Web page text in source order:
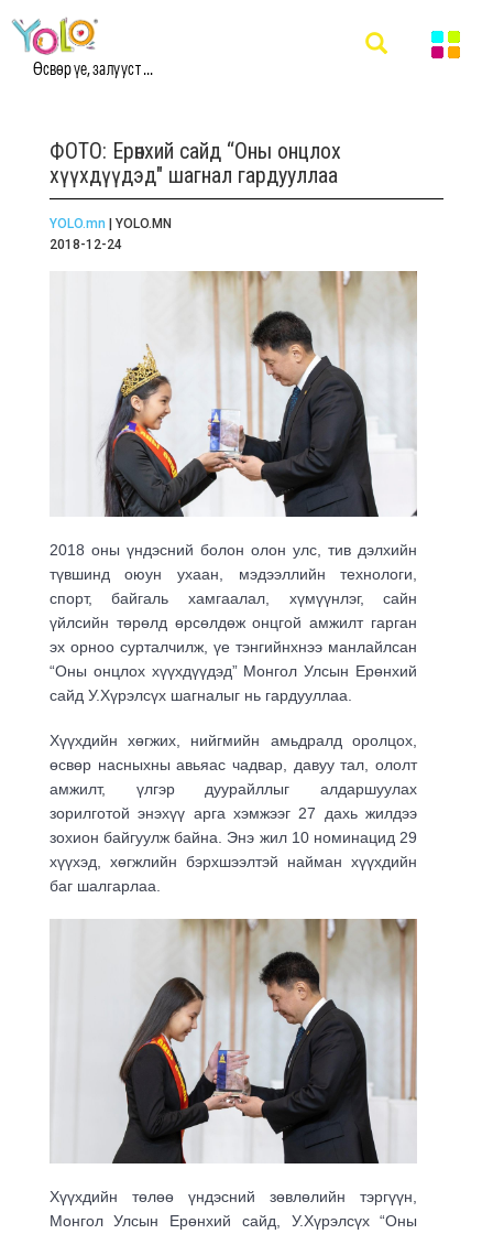
Өсвөр үе, залууст ...
ФОТО: Ерөнхий сайд “Оны онцлох
хүүхдүүдэд" шагнал гардууллаа
YOLO.mn | YOLO.MN
2018-12-24
2018 оны үндэсний болон олон улс, тив дэлхийн
түвшинд оюун ухаан, мэдээллийн технологи,
спорт, байгаль хамгаалал, хүмүүнлэг, сайн
үйлсийн төрөлд өрсөлдөж онцгой амжилт гарган
эх орноо сурталчилж, үе тэнгийнхнээ манлайлсан
“Оны онцлох хүүхдүүдэд” Монгол Улсын Ерөнхий
сайд У.Хүрэлсүх шагналыг нь гардууллаа.
Хүүхдийн хөгжих, нийгмийн амьдралд оролцох,
өсвөр насныхны авьяас чадвар, давуу тал, ололт
амжилт, үлгэр дуурайллыг алдаршуулах
зорилготой энэхүү арга хэмжээг 27 дахь жилдээ
зохион байгуулж байна. Энэ жил 10 номинацид 29
хүүхэд, хөгжлийн бэрхшээлтэй найман хүүхдийн
баг шалгарлаа.
Хүүхдийн төлөө үндэсний зөвлөлийн тэргүүн,
Монгол Улсын Ерөнхий сайд, У.Хүрэлсүх “Оны